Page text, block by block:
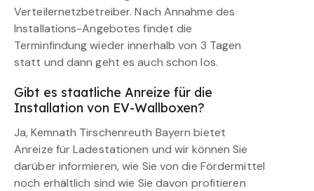
Verteilernetzbetreiber. Nach Annahme des
Installations-Angebotes findet die
Terminfindung wieder innerhalb von 3 Tagen
statt und dann geht es auch schon los.
Gibt es staatliche Anreize für die
Installation von EV-Wallboxen?
Ja, Kemnath Tirschenreuth Bayern bietet
Anreize für Ladestationen und wir können Sie
darüber informieren, wie Sie von die Fördermittel
noch erhältlich sind wie Sie davon profitieren